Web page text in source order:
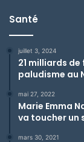
Santé
juillet 3, 2024
21 milliards
paludisme au
mai 27, 2022
Marie Emma
va toucher un
mars 30, 2021